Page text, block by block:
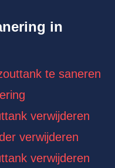
in
te saneren
verwijderen
verwijderen
verwijderen